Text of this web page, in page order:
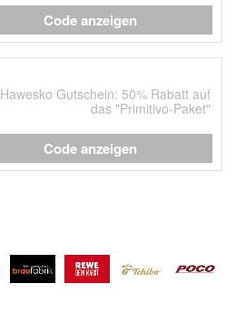
Code anzeigen
Hawesko Gutschein: 50% Rabatt auf
das "Primitivo-Paket"
Code anzeigen